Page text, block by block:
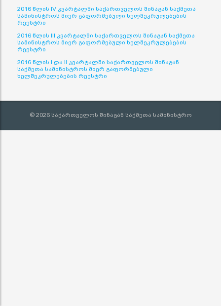
2016 წლის IV კვარტალში საქართველოს შინაგან საქმეთა
სამინისტროს მიერ გაფორმებული ხელშეკრულებების
რეესტრი
2016 წლის III კვარტალში საქართველოს შინაგან საქმეთა
სამინისტროს მიერ გაფორმებული ხელშეკრულებების
რეესტრი
2016 წლის I და II კვარტალში საქართველოს შინაგან
საქმეთა სამინისტროს მიერ გაფორმებული
ხელშეკრულებების რეესტრი
© 2026 საქართველოს შინაგან საქმეთა სამინისტრო